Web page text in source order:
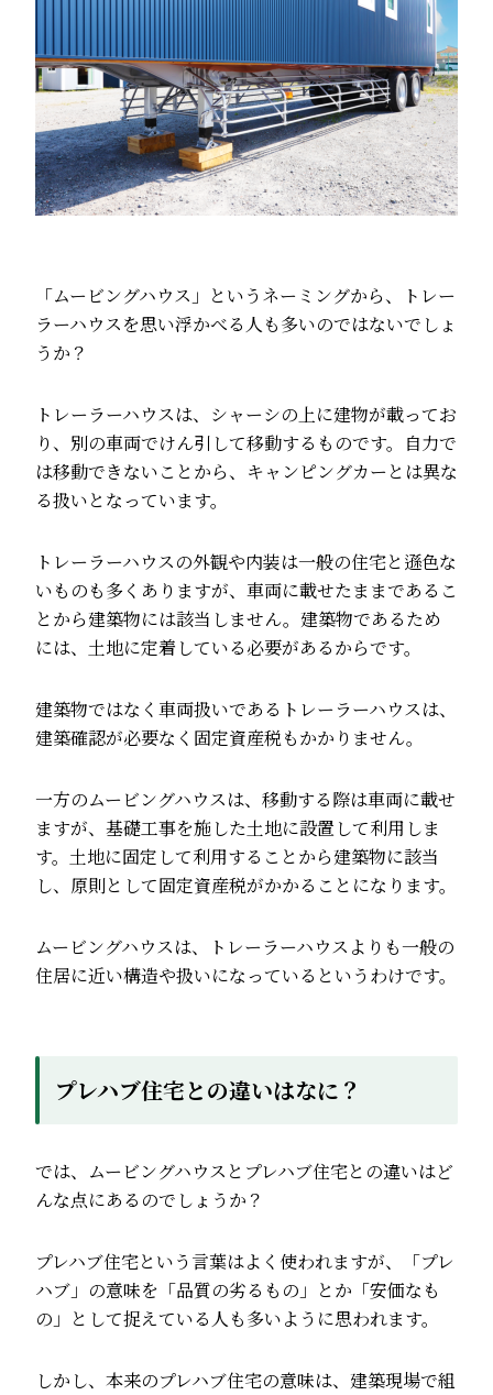
「ムービングハウス」というネーミングから、トレー
ラーハウスを思い浮かべる人も多いのではないでしょ
うか？
トレーラーハウスは、シャーシの上に建物が載ってお
り、別の車両でけん引して移動するものです。自力で
は移動できないことから、キャンピングカーとは異な
る扱いとなっています。
トレーラーハウスの外観や内装は一般の住宅と遜色な
いものも多くありますが、車両に載せたままであるこ
とから建築物には該当しません。建築物であるため
には、土地に定着している必要があるからです。
建築物ではなく車両扱いであるトレーラーハウスは、
建築確認が必要なく固定資産税もかかりません。
一方のムービングハウスは、移動する際は車両に載せ
ますが、基礎工事を施した土地に設置して利用しま
す。土地に固定して利用することから建築物に該当
し、原則として固定資産税がかかることになります。
ムービングハウスは、トレーラーハウスよりも一般の
住居に近い構造や扱いになっているというわけです。
プレハブ住宅との違いはなに？
では、ムービングハウスとプレハブ住宅との違いはど
んな点にあるのでしょうか？
プレハブ住宅という言葉はよく使われますが、「プレ
ハブ」の意味を「品質の劣るもの」とか「安価なも
の」として捉えている人も多いように思われます。
しかし、本来のプレハブ住宅の意味は、建築現場で組